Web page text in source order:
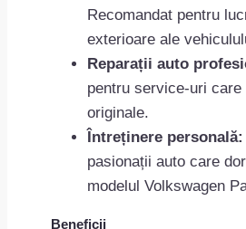
Recomandat pentru
exterioare ale
Reparații auto
pentru service-uri
originale.
Întreținere personală:
pasionații auto care
modelul Volkswagen
Beneficii